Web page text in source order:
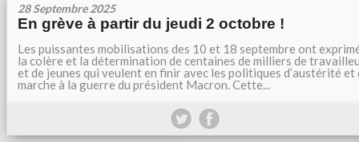
28 Septembre 2025
En grève à partir du jeudi 2 octobre !
Les puissantes mobilisations des 10 et 18 septembre ont
la colère et la détermination de centaines de milliers de
et de jeunes qui veulent en finir avec les politiques d’austérité et
marche à la guerre du président Macron. Cette...